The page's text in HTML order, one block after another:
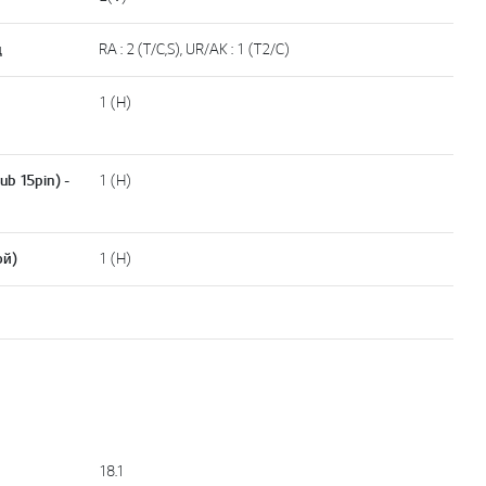
RA : 2 (T/C,S), UR/AK : 1 (T2/C)
1 (H)
15pin) -
1 (H)
1 (H)
18.1